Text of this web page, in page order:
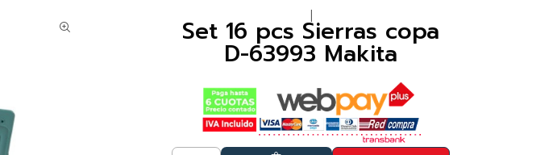
Set 16 pcs Sierras copa
D-63993 Makita